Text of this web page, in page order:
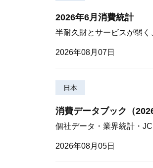
2026年6月消費統計
半耐久財とサービスが弱
2026年08月07日
日本
消費データブック（
個社データ・業界統計・
2026年08月05日